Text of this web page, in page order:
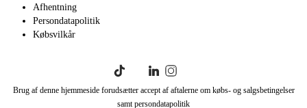
Afhentning
Persondatapolitik
Købsvilkår
Brug af denne hjemmeside forudsætter accept af aftalerne om købs- og salgsbetingelser
samt persondatapolitik